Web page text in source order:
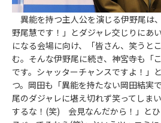
異能を持つ主人公を演じる伊野尾は
野尾慧です！」とダジャレ交じりにあ
になる会場に向け、「皆さん、笑うと
む。そんな伊野尾に続き、神宮寺も
です。シャッターチャンスですよ！」
つ。岡田も「異能を持たない岡田結実
尾のダジャレに堪え切れず笑ってし
するな！(笑) 会見なんだから！」とひ